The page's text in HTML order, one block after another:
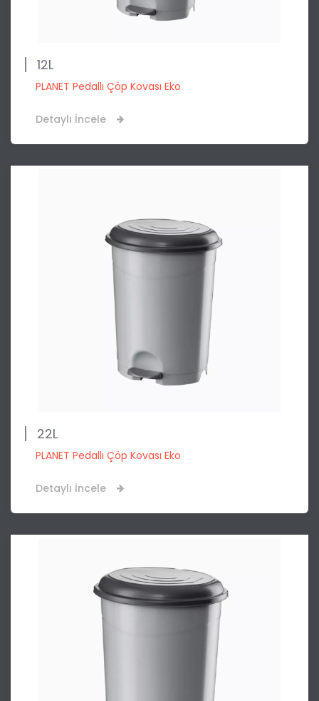
12L
PLANET Pedallı Çöp Kovası Eko
Detaylı İncele
22L
PLANET Pedallı Çöp Kovası Eko
Detaylı İncele